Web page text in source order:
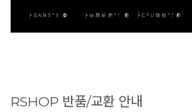
RSHOP 반품/교환 안내